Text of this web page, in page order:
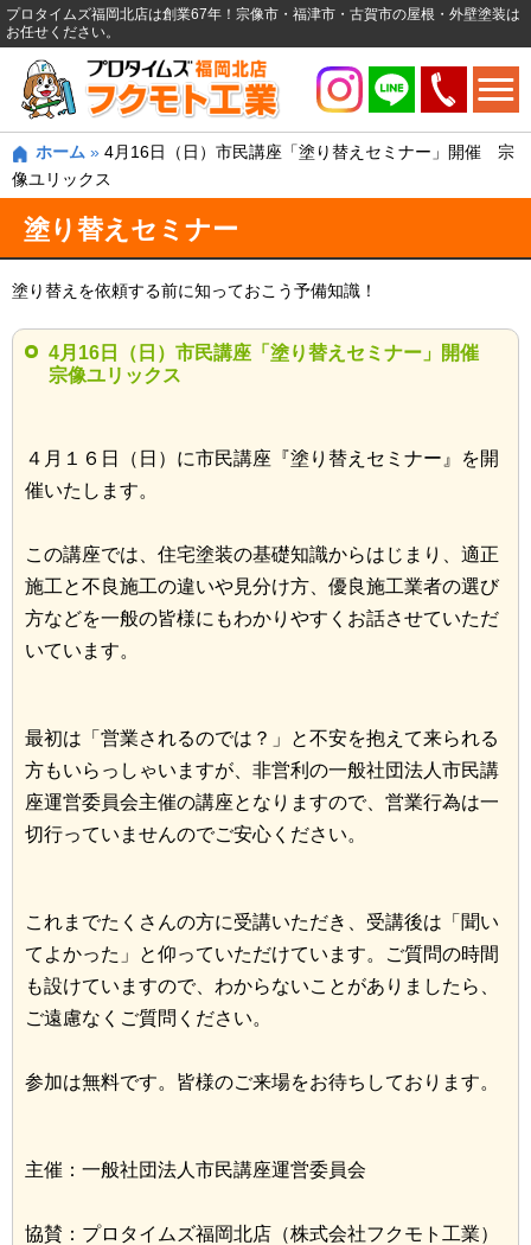
プロタイムズ福岡北店は創業67年！宗像市・福津市・古賀市の屋根・外壁塗装は
お任せください。
ホーム » 4月16日（日）市民講座「塗り替えセミナー」開催 宗
像ユリックス
塗り替えセミナー
塗り替えを依頼する前に知っておこう予備知識！
4月16日（日）市民講座「塗り替えセミナー」開催
宗像ユリックス
４月１６日（日）に市民講座『塗り替えセミナー』を開
催いたします。
この講座では、住宅塗装の基礎知識からはじまり、適正
施工と不良施工の違いや見分け方、優良施工業者の選び
方などを一般の皆様にもわかりやすくお話させていただ
いています。
最初は「営業されるのでは？」と不安を抱えて来られる
方もいらっしゃいますが、非営利の一般社団法人市民講
座運営委員会主催の講座となりますので、営業行為は一
切行っていませんのでご安心ください。
これまでたくさんの方に受講いただき、受講後は「聞い
てよかった」と仰っていただけています。ご質問の時間
も設けていますので、わからないことがありましたら、
ご遠慮なくご質問ください。
参加は無料です。皆様のご来場をお待ちしております。
主催：一般社団法人市民講座運営委員会
協賛：プロタイムズ福岡北店（株式会社フクモト工業）